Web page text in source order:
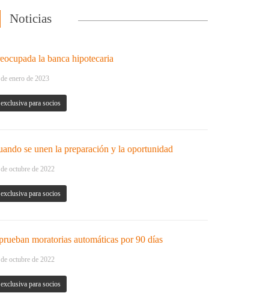
Noticias
la banca hipotecaria
enero de 2023
exclusiva para socios
se unen la preparación y la oportunidad
octubre de 2022
exclusiva para socios
moratorias automáticas por 90 días
octubre de 2022
exclusiva para socios